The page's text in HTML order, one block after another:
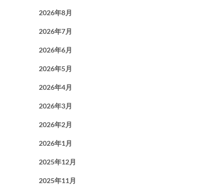
2026年8月
2026年7月
2026年6月
2026年5月
2026年4月
2026年3月
2026年2月
2026年1月
2025年12月
2025年11月